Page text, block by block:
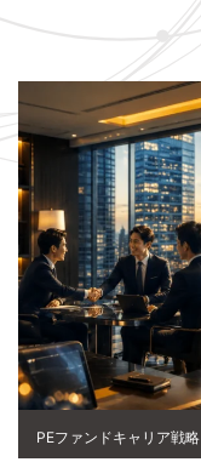
PEファンドキャリア戦略